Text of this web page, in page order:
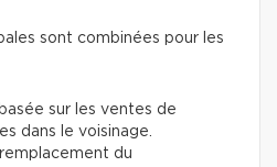
sont combinées pour les
sur les ventes de
dans le voisinage.
du